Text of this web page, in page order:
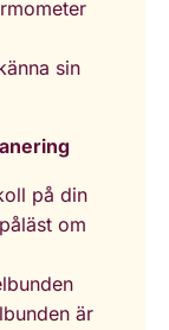
sin
på din
om
är